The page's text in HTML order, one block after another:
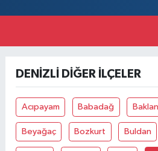
G.ALTIN
BİST100
DENIZLI DIĞER İLÇELER
Acıpayam Babadağ Baklan
Beyağaç Bozkurt Buldan